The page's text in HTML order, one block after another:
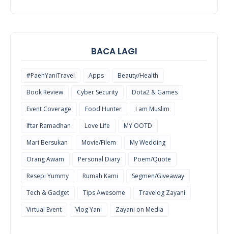
BACA LAGI
#PaehYaniTravel Apps
Beauty/Health
Book Review
Cyber Security
Dota2 & Games
Event Coverage
Food Hunter
I am Muslim
Iftar Ramadhan
Love Life
MY OOTD
Mari Bersukan
Movie/Filem
My Wedding
Orang Awam
Personal Diary
Poem/Quote
Resepi Yummy
Rumah Kami
Segmen/Giveaway
Tech & Gadget
Tips Awesome
Travelog Zayani
Virtual Event
Vlog Yani Zayani on Media